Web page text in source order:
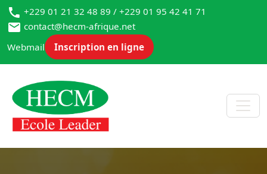
+229 01 21 32 48 89 / +229 01 95 42 41 71
contact@hecm-afrique.net
Webmail
Inscription en ligne